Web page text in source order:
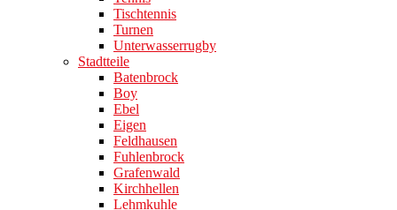
Tischtennis
Turnen
Unterwasserrugby
Stadtteile
Batenbrock
Boy
Ebel
Eigen
Feldhausen
Fuhlenbrock
Grafenwald
Kirchhellen
Lehmkuhle